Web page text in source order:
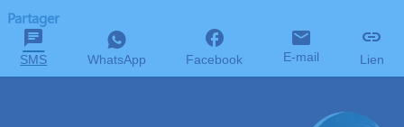
Partager
SMS WhatsApp Facebook E-mail Lien